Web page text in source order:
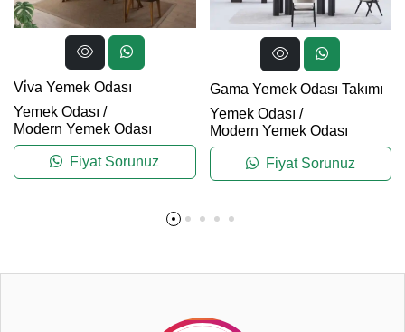
Vi̇va Yemek Odası
Yemek Odası /
Modern Yemek Odası
Fiyat Sorunuz
Gama Yemek Odası Takımı
Yemek Odası /
Modern Yemek Odası
Fiyat Sorunuz